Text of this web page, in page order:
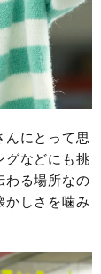
んにとって思
グなどにも挑
わる場所なの
かしさを噛み